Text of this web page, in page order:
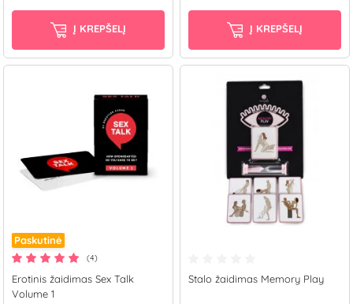
Į KREPŠELĮ Į KREPŠELĮ
Paskutinė
(4)
Erotinis žaidimas Sex Talk
Volume 1
Stalo žaidimas Memory Play